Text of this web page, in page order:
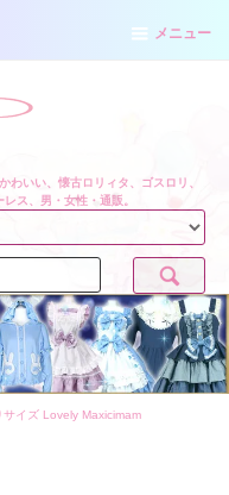
メニュー
わいい、懐古ロリィタ、ゴスロリ、
ス、男・女性・通販。
イズ Lovely Maxicimam